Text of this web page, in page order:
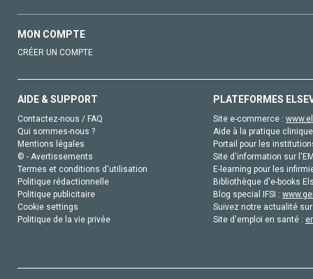
MON COMPTE
CRÉER UN COMPTE
AIDE & SUPPORT
Contactez-nous / FAQ
Qui sommes-nous ?
Mentions légales
© - Avertissements
Termes et conditions d'utilisation
Politique rédactionnelle
Politique publicitaire
Cookie settings
Politique de la vie privée
PLATEFORMES
Site e-commerce :
Aide à la pratique
Portail pour les
Site d'information sur
E-learning pour les
Bibliothèque d'e-books
Blog special IFSI :
Suivez notre actualité
Site d'emploi en santé :